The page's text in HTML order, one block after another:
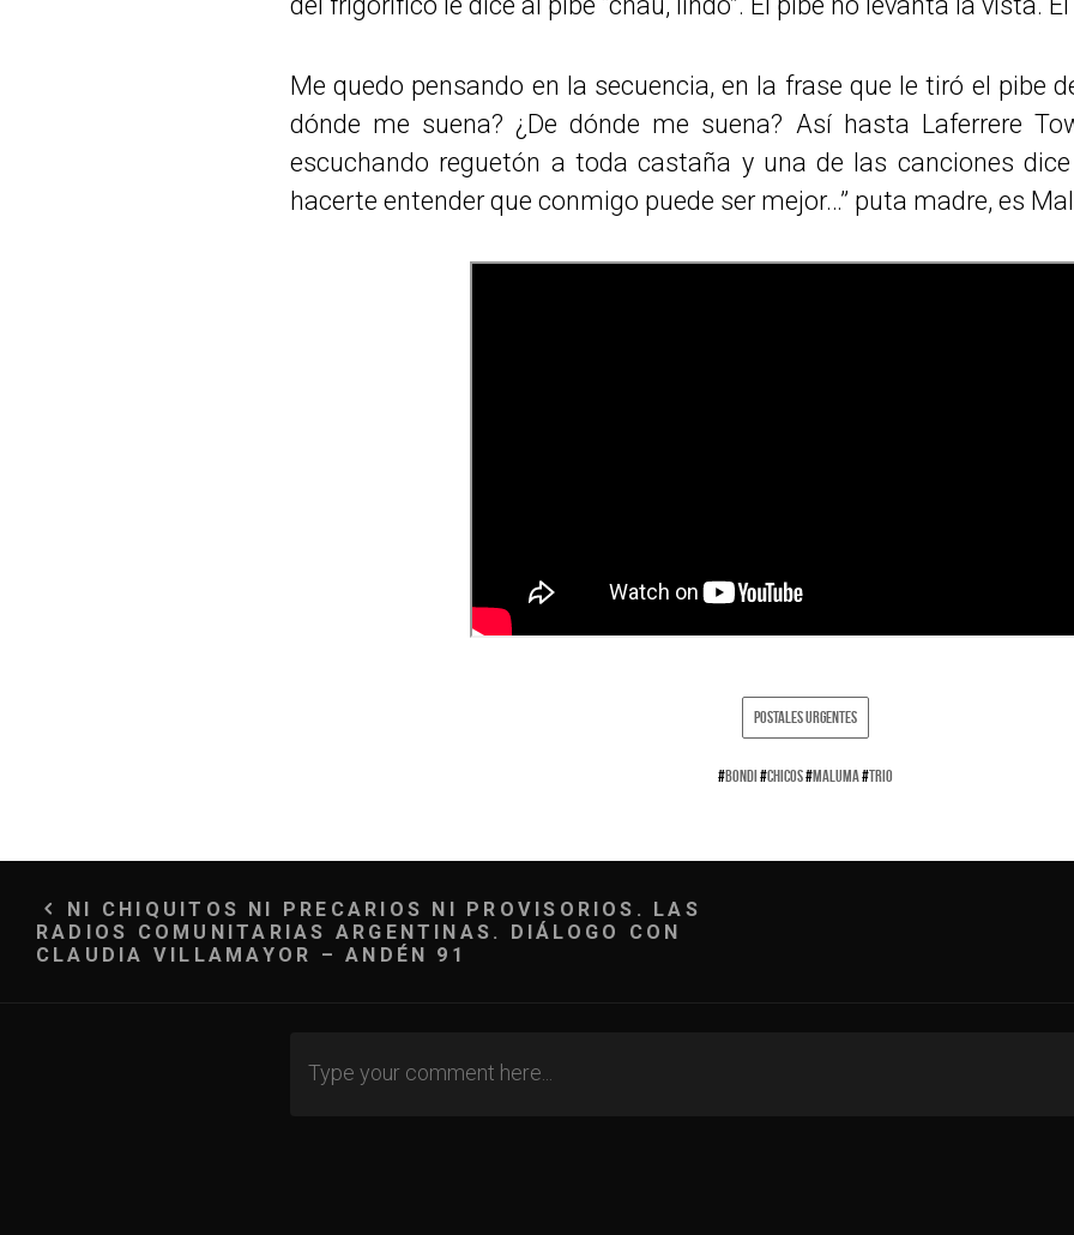
Me quedo pensando en la secuencia, en la frase que le tiró el pibe
dónde me suena? ¿De dónde me suena? Así hasta Laferrere
escuchando reguetón a toda castaña y una de las canciones
hacerte entender que conmigo puede ser mejor…” puta madre, es
POSTALES URGENTES
#BONDI#CHICOS#MALUMA#TRIO
Navegación
de
NI CHIQUITOS NI PRECARIOS NI PROVISORIOS. LAS
RADIOS COMUNITARIAS ARGENTINAS. DIÁLOGO CON
CLAUDIA VILLAMAYOR – ANDÉN 91